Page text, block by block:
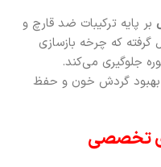
بر پایه ترکیبات ضد قارچ و
که چرخه بازسازی
جلوگیری می‌کند.
بهبود گردش خون و حفظ
تخصصی